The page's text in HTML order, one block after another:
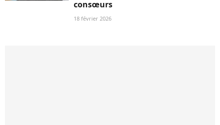
consœurs
18 février 2026